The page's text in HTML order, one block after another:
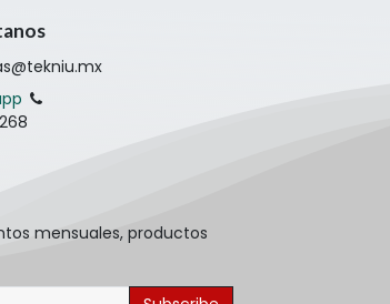
mensuales, productos